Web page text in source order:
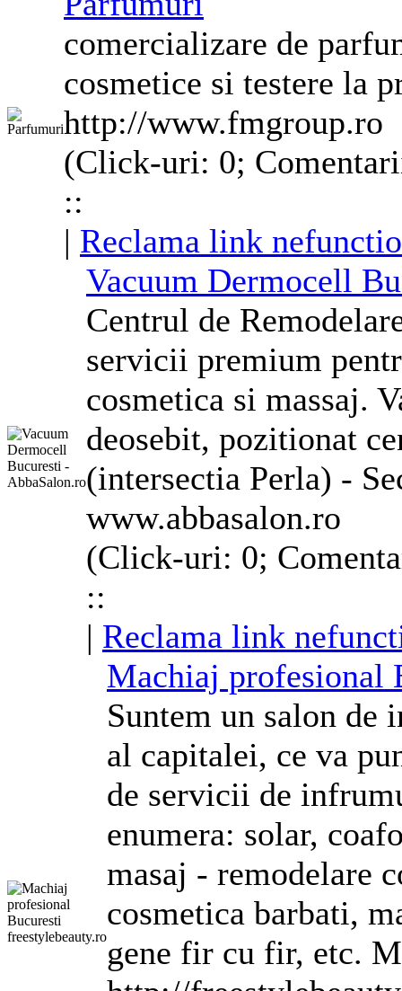
comercializare de
cosmetice si testere la
http://www.fmgroup.ro
(Click-uri: 0;
::
| Reclama link
Vacuum Dermocell
Centrul de
servicii premium
cosmetica si massaj.
deosebit, pozitionat
(intersectia Perla) -
www.abbasalon.ro
(Click-uri: 0;
::
| Reclama link
Machiaj profesional
Suntem un salon de
al capitalei, ce va
de servicii de
enumera: solar,
masaj - remodelare
cosmetica barbati,
gene fir cu fir, etc.